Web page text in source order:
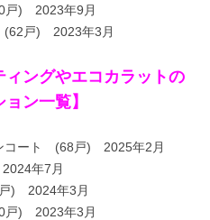
戸) 2023年9月
(62戸) 2023年3月
ィングやエコカラットの
ン一覧】
コート (68戸) 2025年2月
年7月
) 2024年3月
戸) 2023年3月